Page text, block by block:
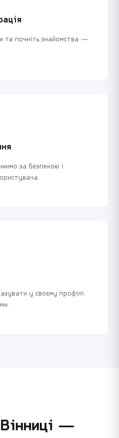
та почніть знайомства —
за безпекою і
у своєму профілі.
Вінниці —